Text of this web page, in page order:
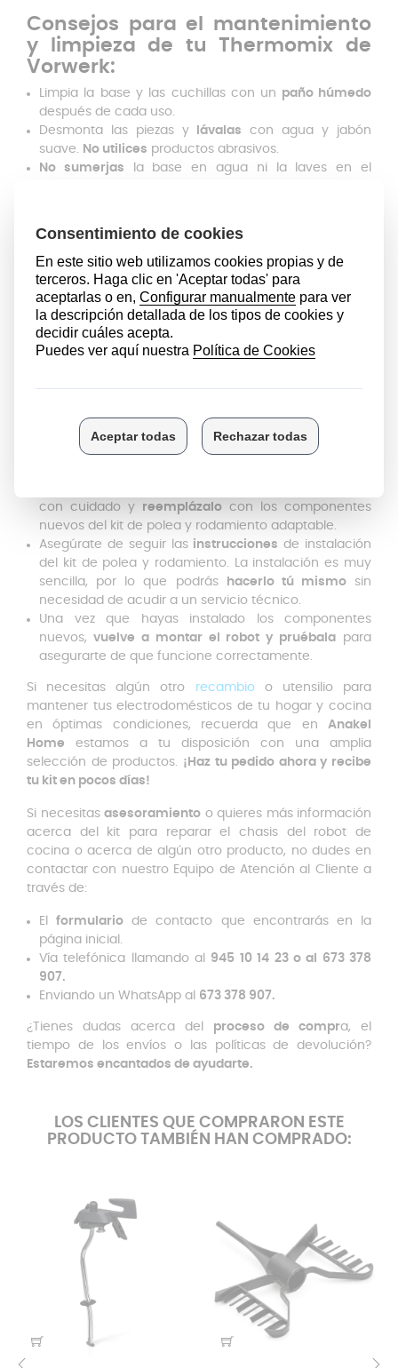
Consejos para el mantenimiento
y limpieza de tu Thermomix de
Vorwerk:
Limpia la base y las cuchillas con un paño húmedo
después de cada uso.
Desmonta las piezas y lávalas con agua y jabón
suave. No utilices productos abrasivos.
No sumerjas la base en agua ni la laves en el
Si notas que la máquinano funciona correctamente
revisa la polea Thermomix y otroscomponentes
chasis para asegurarte de que estén en buen estado.
¿Cómo reparar el chasis?
Primero, asegúrate de tener el
rodamiento.
Ahora, podrás verel chasis. Revisa la polea y los
componentes del chasis para asegurarte de que
con cuidado y reemplázalo con los componentes
nuevos del kit de polea y rodamiento adaptable.
Asegúrate de seguir las instrucciones de instalación
del kit de polea y rodamiento. La instalación es muy
sencilla, por lo que podrás
hacerlo tú mismosin
necesidad de acudir a un servicio técnico.
Una vez que hayas instalado los componentes
nuevos, vuelve a montar el robot y pruébala para
asegurarte de que funcione correctamente.
Si necesitas algún otro recambioo utensilio para
mantener tus electrodomésticos de tu hogar y cocina
en óptimas condiciones, recuerda que en Anakel
Home estamos a tu disposición con una amplia
selección de productos. ¡Haz tu pedido ahora y recibe
tu kit en pocos días!
Si necesitas asesoramiento o quieres más información
acerca del kit para reparar el chasis del robot de
cocina o acerca de algún otro producto, no dudes en
contactar con nuestro Equipo de Atención al Cliente a
través de:
Elformulario de contacto que encontrarás en la
página inicial.
Vía telefónica llamando al 945 10 14 23 o al 673 378
907.
Enviando un WhatsApp al 673 378 907.
¿Tienes dudas acerca del proceso de compra, el
tiempo de los envíos o las políticas de devolución?
Estaremos encantados de ayudarte.
LOS CLIENTES QUE COMPRARON ESTE
PRODUCTO TAMBIÉN HAN COMPRADO: